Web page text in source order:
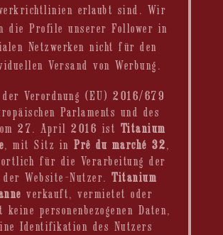
erlaubt sind. Wir
die Profile unserer Follower in
Netzwerken nicht für den
Versand von Werbung.
der Verordnung (EU) 2016/679
Parlaments und des
27. April 2016 ist Titanium
, mit Sitz inPrê du marché 32,
für die Verarbeitung der
der Website-Nutzer.Titanium
verkauft, vermietet oder
keine personenbezogenen Daten,
Identifikation des Nutzers